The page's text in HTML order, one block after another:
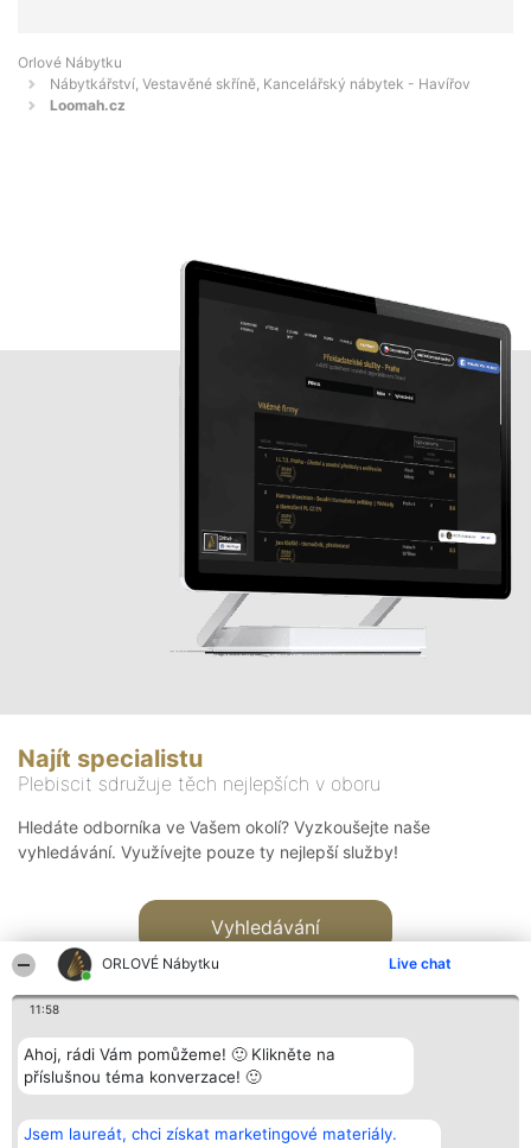
ORLOVÉ Nábytku Live chat
11:58
Ahoj, rádi Vám pomůžeme! 🙂 Klikněte na
příslušnou téma konverzace! 🙂
Jsem laureát, chci získat marketingové materiály.
Orlové Nábytku
Nábytkářství, Vestavěné skříně, Kancelářský nábytek - Havířov
Loomah.cz
Najít specialistu
Plebiscit sdružuje těch nejlepších v oboru
Hledáte odborníka ve Vašem okolí? Vyzkoušejte naše
vyhledávání. Využívejte pouze ty nejlepší služby!
Vyhledávání
Bright Side Solutions sp. z o.
o. sp. k.
Vítězové
Seznam všech
Kontakt